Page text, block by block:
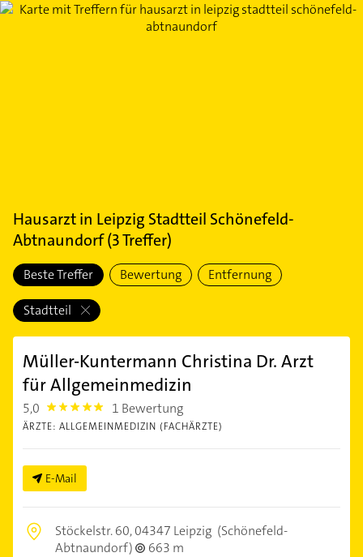
Hausarztin Leipzig Stadtteil Schönefeld-
Abtnaundorf(3Treffer)
Beste Treffer Bewertung Entfernung
Stadtteil
Müller-Kuntermann Christina Dr. Arzt
für Allgemeinmedizin
5,0 5.0 1 Bewertung
ÄRZTE: ALLGEMEINMEDIZIN (FACHÄRZTE)
E-Mail
Stöckelstr. 60,04347 Leipzig (Schönefeld-
Abtnaundorf)
663 m